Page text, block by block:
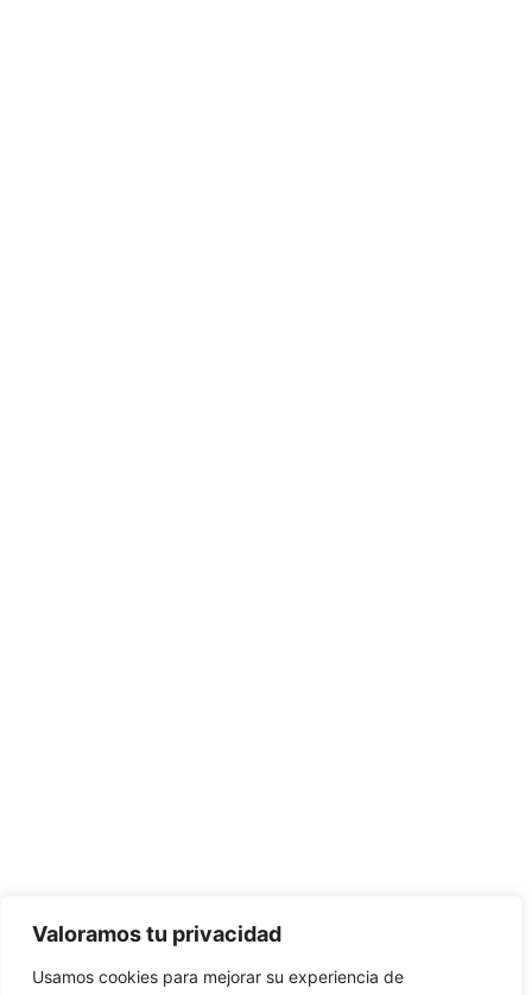
Valoramos tu privacidad
Usamos cookies para mejorar su experiencia de